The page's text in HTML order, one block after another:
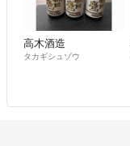
高木酒造
タカギシュゾウ